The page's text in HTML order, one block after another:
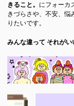
きること。 にフォーカ
きづらさや、不安、悩
りたいです。
みんな違って それが